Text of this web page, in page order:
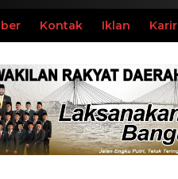
Kontak Iklan Karir